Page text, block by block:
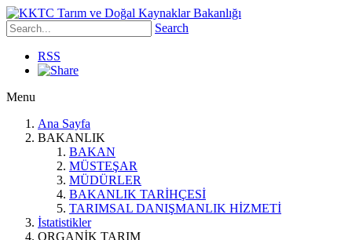
Search
RSS
Menu
Ana Sayfa
BAKANLIK
BAKAN
MÜSTEŞAR
MÜDÜRLER
BAKANLIK TARİHÇESİ
TARIMSAL DANIŞMANLIK HİZMETİ
İstatistikler
ORGANİK TARIM